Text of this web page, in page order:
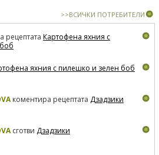
>>ВСИЧКИ ПОТРЕБИТЕЛИ
рецептата Картофена яхния с
яхния с пилешко и зелен боб
коментира рецептата Дзадзики
сготви Дзадзики